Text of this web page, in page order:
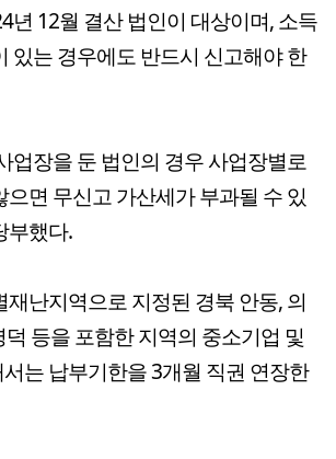
년 12월 결산 법인이 대상이며, 소득
있는 경우에도 반드시 신고해야 한
업장을 둔 법인의 경우 사업장별로
면 무신고 가산세가 부과될 수 있
부했다.
난지역으로 지정된 경북 안동, 의
덕 등을 포함한 지역의 중소기업 및
는 납부기한을 3개월 직권 연장한